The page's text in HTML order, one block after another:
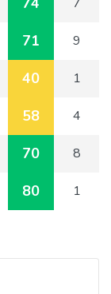
71 9
40 1
58 4
70 8
80 1